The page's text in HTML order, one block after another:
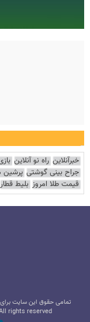
خبرآنلاین راه نو آنلاین
جراح بینی گوشتی پرشین
قیمت طلا امروز بلیط قطار
تمامی حقوق این سایت
rights reserved